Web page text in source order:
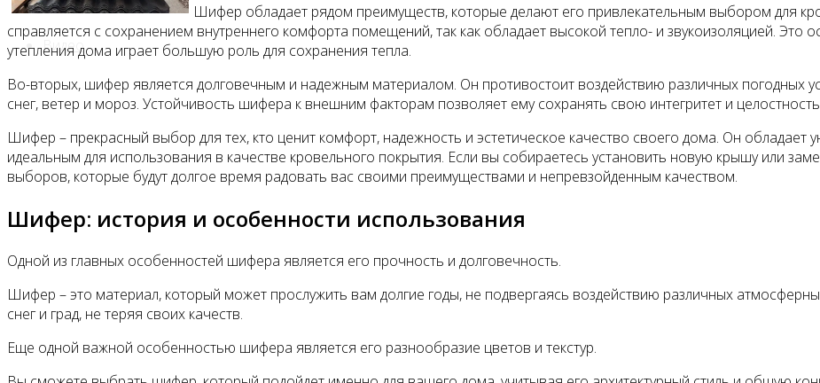
Видео
Шифер обладает рядом преимуществ, которые делают его привлекательным выбором для
справляется с сохранением внутреннего комфорта помещений, так как обладает высокой тепло- и звукоизоляцией. Это
утепления дома играет большую роль для сохранения тепла.
Во-вторых, шифер является долговечным и надежным материалом. Он противостоит воздействию различных погодных
снег, ветер и мороз. Устойчивость шифера к внешним факторам позволяет ему сохранять свою интегритет и
Шифер – прекрасный выбор для тех, кто ценит комфорт, надежность и эстетическое качество своего дома. Он обладает
идеальным для использования в качестве кровельного покрытия. Если вы собираетесь установить новую крышу или
выборов, которые будут долгое время радовать вас своими преимуществами и непревзойденным качеством.
Шифер: история и особенности использования
Одной из главных особенностей шифера является его прочность и долговечность.
Шифер – это материал, который может прослужить вам долгие годы, не подвергаясь воздействию различных
снег и град, не теряя своих качеств.
Еще одной важной особенностью шифера является его разнообразие цветов и текстур.